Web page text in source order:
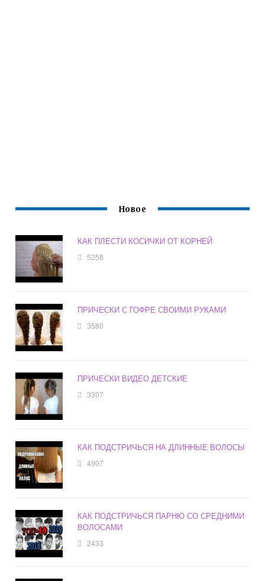
Новое
КАК ПЛЕСТИ КОСИЧКИ ОТ КОРНЕЙ
5258
ПРИЧЕСКИ С ГОФРЕ СВОИМИ РУКАМИ
3580
ПРИЧЕСКИ ВИДЕО ДЕТСКИЕ
3307
КАК ПОДСТРИЧЬСЯ НА ДЛИННЫЕ ВОЛОСЫ
4907
КАК ПОДСТРИЧЬСЯ ПАРНЮ СО СРЕДНИМИ
ВОЛОСАМИ
2433